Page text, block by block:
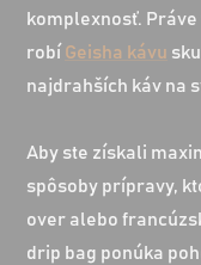
komplexnosť.
robí Geisha kávu
najdrahších káv na
Aby ste získali
spôsoby prípravy,
over alebo
drip bag ponúka